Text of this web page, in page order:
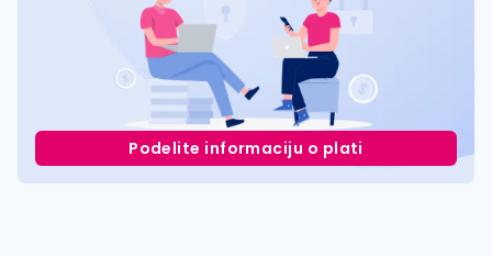
Podelite informaciju o plati